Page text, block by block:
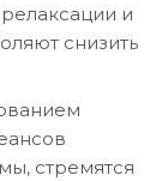
и
снизить
стремятся